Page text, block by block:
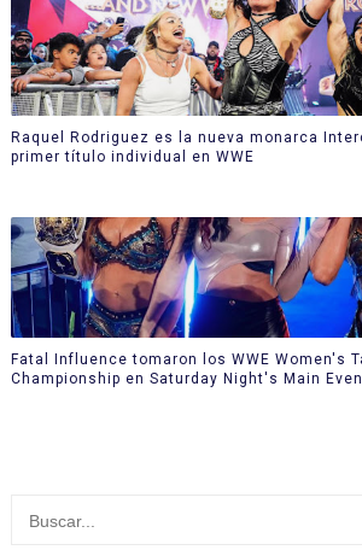
Raquel Rodriguez es la nueva monarca
primer título individual en WWE
Fatal Influence tomaron los WWE Women's
Championship en Saturday Night's Main